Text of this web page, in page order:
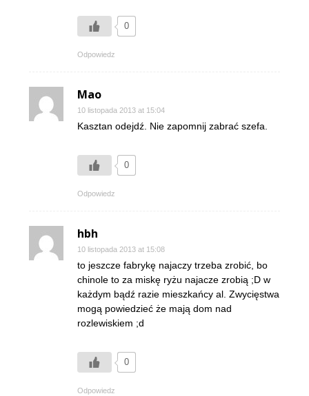
0
Odpowiedz
Mao
10 listopada 2013 at 15:04
Kasztan odejdź. Nie zapomnij zabrać szefa.
0
Odpowiedz
hbh
10 listopada 2013 at 15:08
to jeszcze fabrykę najaczy trzeba zrobić, bo
chinole to za miskę ryżu najacze zrobią ;D w
każdym bądź razie mieszkańcy al. Zwycięstwa
mogą powiedzieć że mają dom nad
rozlewiskiem ;d
0
Odpowiedz